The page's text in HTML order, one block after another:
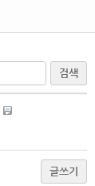
검색
글쓰기